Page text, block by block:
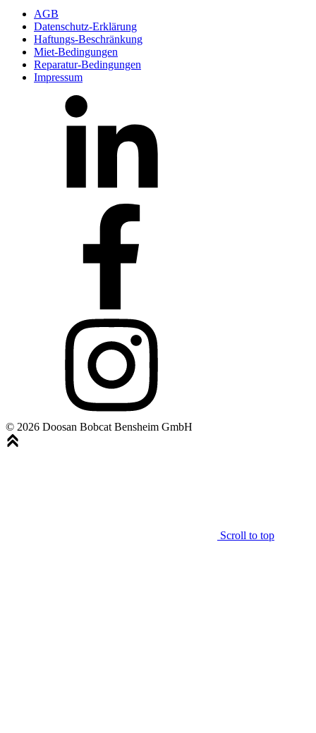
AGB
Datenschutz-Erklärung
Haftungs-Beschränkung
Miet-Bedingungen
Reparatur-Bedingungen
Impressum
© 2026 Doosan Bobcat Bensheim GmbH
Scroll to top